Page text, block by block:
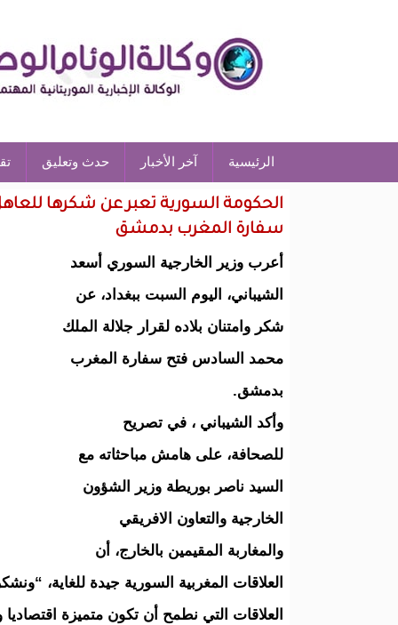
الرئيسية آخر الأخبار حدث وتعليق
الحكومة السورية تعبر عن شكرها
سفارة المغرب بدمشق
أعرب وزير الخارجية السوري أسعد
الشيباني، اليوم السبت ببغداد، عن
شكر وامتنان بلاده لقرار جلالة الملك
محمد السادس فتح سفارة المغرب
بدمشق.
وأكد الشيباني ، في تصريح
للصحافة، على هامش مباحثاته مع
السيد ناصر بوريطة وزير الشؤون
الخارجية والتعاون الافريقي
والمغاربة المقيمين بالخارج، أن
العلاقات المغربية السورية جيدة للغاية،
العلاقات التي نطمح أن تكون متميزة اقتصاديا